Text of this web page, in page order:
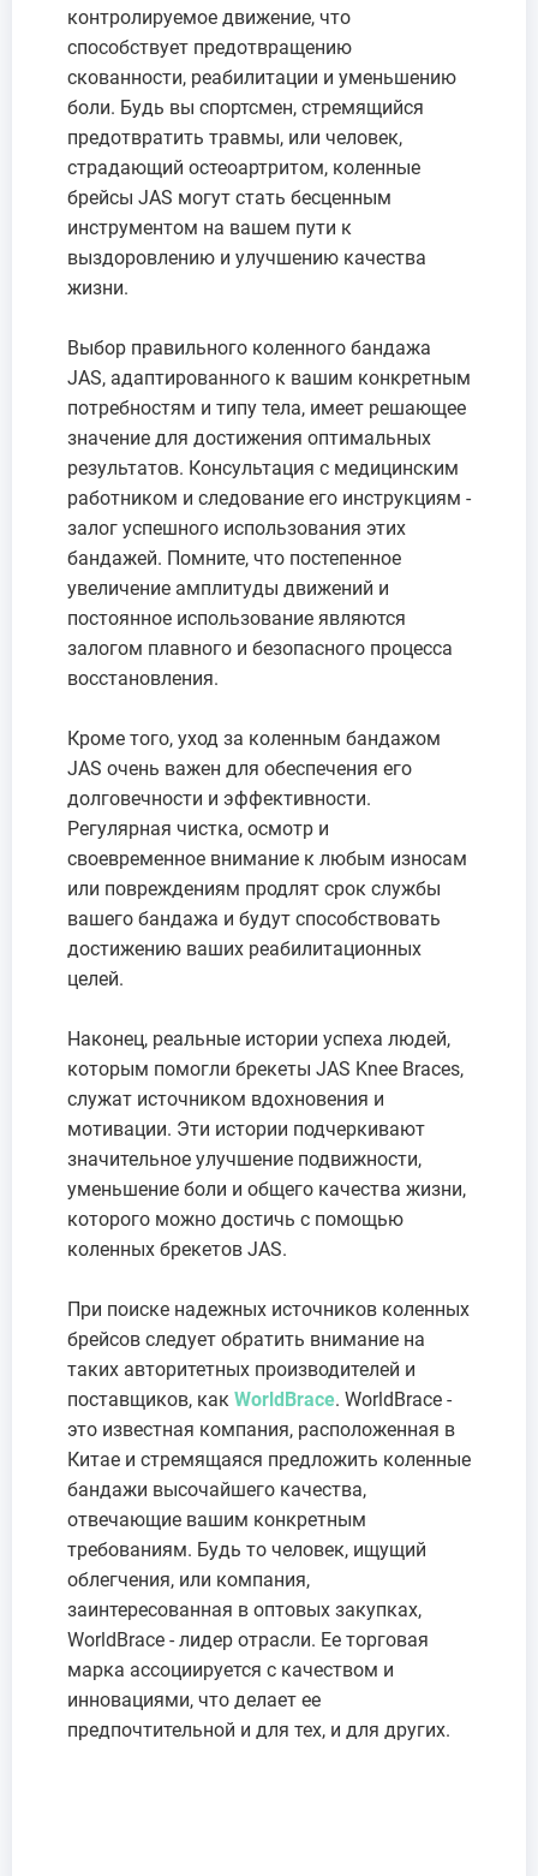
контролируемое движение, что
способствует предотвращению
скованности, реабилитации и уменьшению
боли. Будь вы спортсмен, стремящийся
предотвратить травмы, или человек,
страдающий остеоартритом, коленные
брейсы JAS могут стать бесценным
инструментом на вашем пути к
выздоровлению и улучшению качества
жизни.
Выбор правильного коленного бандажа
JAS, адаптированного к вашим конкретным
потребностям и типу тела, имеет решающее
значение для достижения оптимальных
результатов. Консультация с медицинским
работником и следование его инструкциям -
залог успешного использования этих
бандажей. Помните, что постепенное
увеличение амплитуды движений и
постоянное использование являются
залогом плавного и безопасного процесса
восстановления.
Кроме того, уход за коленным бандажом
JAS очень важен для обеспечения его
долговечности и эффективности.
Регулярная чистка, осмотр и
своевременное внимание к любым износам
или повреждениям продлят срок службы
вашего бандажа и будут способствовать
достижению ваших реабилитационных
целей.
Наконец, реальные истории успеха людей,
которым помогли брекеты JAS Knee Braces,
служат источником вдохновения и
мотивации. Эти истории подчеркивают
значительное улучшение подвижности,
уменьшение боли и общего качества жизни,
которого можно достичь с помощью
коленных брекетов JAS.
При поиске надежных источников коленных
брейсов следует обратить внимание на
таких авторитетных производителей и
поставщиков, как WorldBrace. WorldBrace -
это известная компания, расположенная в
Китае и стремящаяся предложить коленные
бандажи высочайшего качества,
отвечающие вашим конкретным
требованиям. Будь то человек, ищущий
облегчения, или компания,
заинтересованная в оптовых закупках,
WorldBrace - лидер отрасли. Ее торговая
марка ассоциируется с качеством и
инновациями, что делает ее
предпочтительной и для тех, и для других.